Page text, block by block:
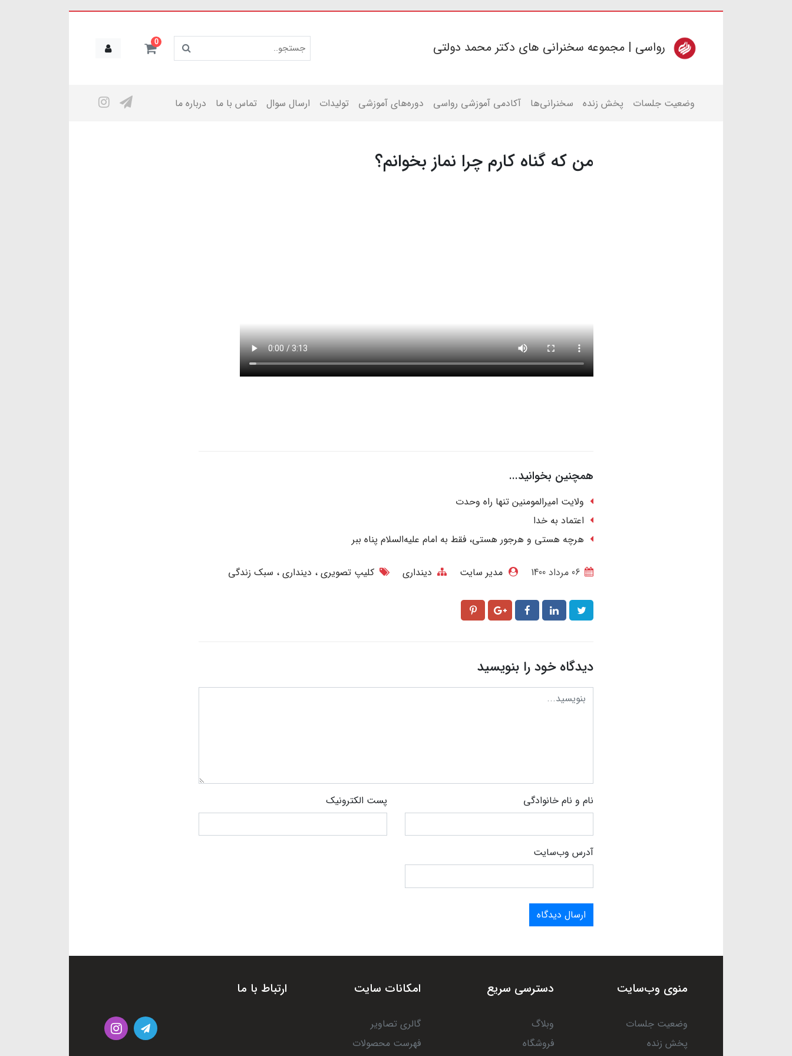
رواسی | مجموعه سخنرانی های دکتر محمد دولتی 0
وضعیت جلسات پخش زنده سخنرانی‌ها آکادمی آموزشی رواسی دوره‌های آموزشی تولیدات ارسال سوال تماس با ما درباره ما
من که گناه کارم چرا نماز بخوانم؟
همچنین بخوانید...
ولایت امیرالمومنین تنها راه وحدت
اعتماد به خدا
هرچه هستی و هرجور هستی، فقط به امام علیه‌السلام پناه ببر
مدیر سایت دینداری کلیپ تصویری دینداری سبک زندگی
دیدگاه خود را بنویسید
نام و نام خانوادگی پست الکترونیک
آدرس وب‌سایت
ارسال دیدگاه
منوی وب‌سایت
وضعیت جلسات
پخش زنده
دسترسی سریع
وبلاگ
فروشگاه
امکانات سایت
گالری تصاویر
فهرست محصولات
ارتباط با ما